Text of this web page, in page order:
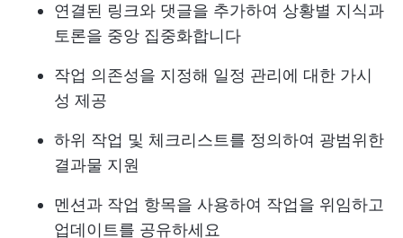
연결된 링크와 댓글을 추가하여 상황별 지식과
토론을 중앙 집중화합니다
작업 의존성을 지정해 일정 관리에 대한 가시
성 제공
하위 작업 및 체크리스트를 정의하여 광범위한
결과물 지원
멘션과 작업 항목을 사용하여 작업을 위임하고
업데이트를 공유하세요